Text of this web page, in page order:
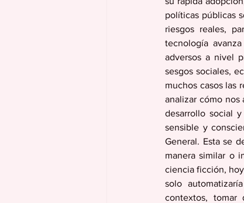
políticas públicas
riesgos reales,
tecnología
adversos a nivel
sesgos sociales,
muchos casos las
analizar cómo
desarrollo social
sensible y
General. Esta se
manera similar o
ciencia ficción,
solo
contextos, tomar